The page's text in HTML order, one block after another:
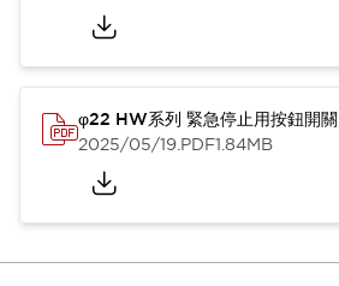
φ22 HW系列 緊急停止用按鈕開關
2025/05/19.PDF1.84MB